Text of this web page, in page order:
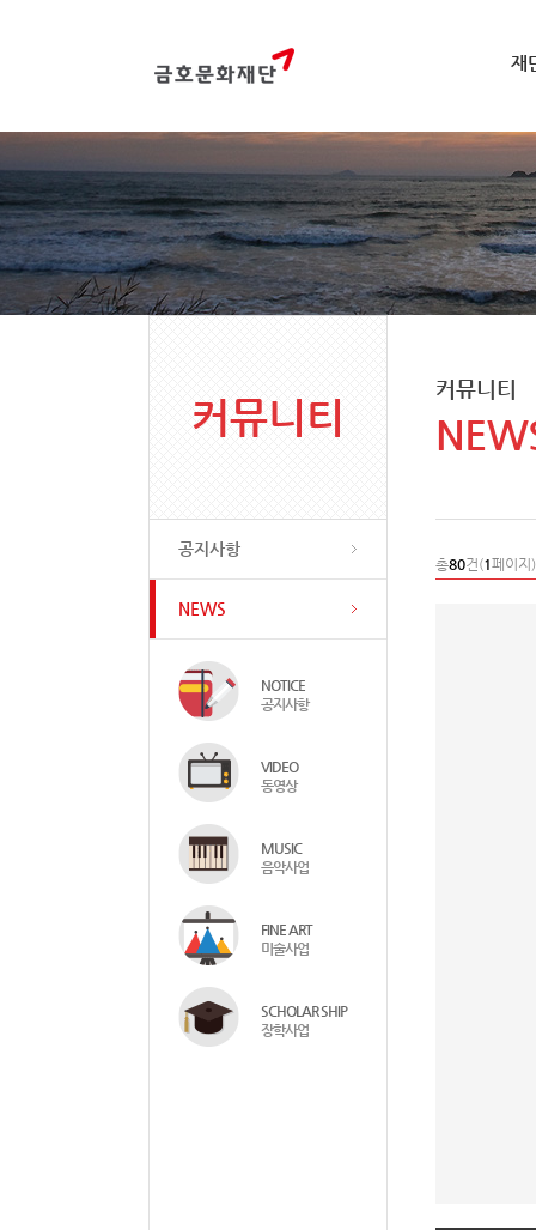
재
커뮤니티
공지사항
NEWS
NOTICE
공지사항
VIDEO
동영상
MUSIC
음악사업
FINE ART
미술사업
SCHOLAR SHIP
장학사업
커뮤니티
총80건(1페이지)